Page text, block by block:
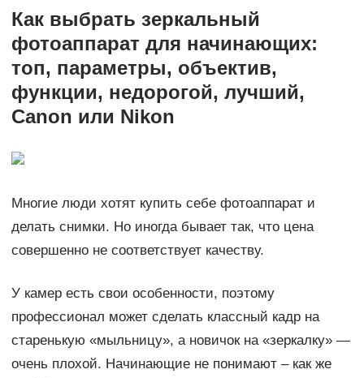
Как выбрать зеркальный
фотоаппарат для начинающих:
топ, параметры, объектив,
функции, недорогой, лучший,
Canon или Nikon
Многие люди хотят купить себе фотоаппарат и
делать снимки. Но иногда бывает так, что цена
совершенно не соответствует качеству.
У камер есть свои особенности, поэтому
профессионал может сделать классный кадр на
старенькую «мыльницу», а новичок на «зеркалку» —
очень плохой. Начинающие не понимают – как же